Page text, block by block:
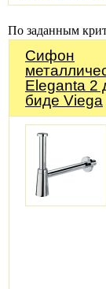
По заданным
Сифoн
Eleganta 2
биде Viega